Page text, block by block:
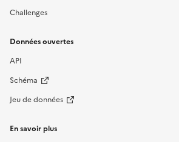
Challenges
Données ouvertes
API
Schéma
Jeu de données
En savoir plus